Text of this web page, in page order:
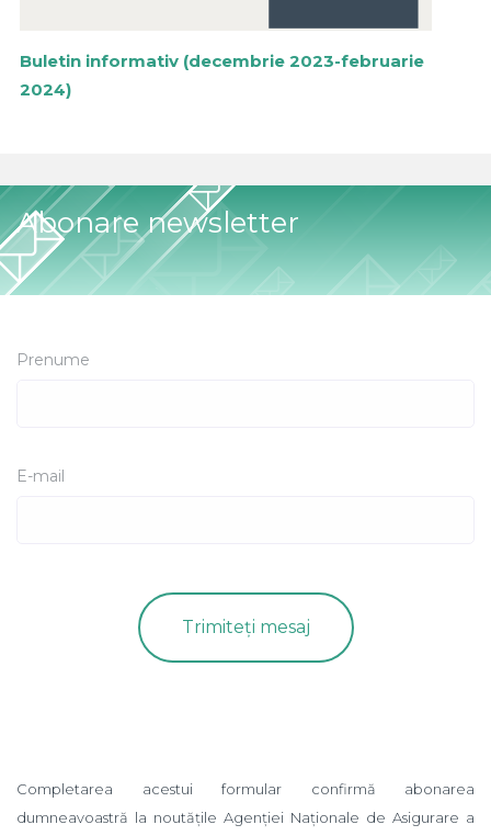
Buletin informativ (decembrie 2023-februarie
2024)
Abonare newsletter
Prenume
E-mail
Completarea acestui formular confirmă abonarea
dumneavoastră la noutățile Agenției Naționale de Asigurare a